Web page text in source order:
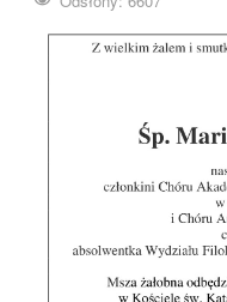
Piszemy
O nas
Statut TPChUW